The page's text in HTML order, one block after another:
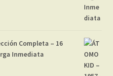
Completa – 16
Inmediata